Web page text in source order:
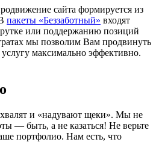
сайта формируется из
пакеты «Беззаботный» входят
или поддержанию позиций
мы позволим Вам продвинуть
максимально эффективно.
и «надувают щеки». Мы не
— быть, а не казаться! Не верьте
портфолио. Нам есть, что